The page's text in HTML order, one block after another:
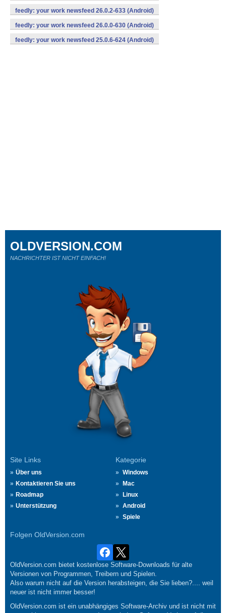
feedly: your work newsfeed 26.0.2-633 (Android)
feedly: your work newsfeed 26.0.0-630 (Android)
feedly: your work newsfeed 25.0.6-624 (Android)
Site Links
Über uns
Kontaktieren Sie uns
Roadmap
Unterstützung
Kategorie
Windows
Mac
Linux
Android
Spiele
Folgen OldVersion.com
OLDVERSION.COM
NACHRICHTER IST NICHT EINFACH!
OldVersion.com bietet kostenlose Software-Downloads für alte
Versionen von Programmen, Treibern und Spielen.
Also warum nicht auf die Version herabsteigen, die Sie lieben?.... weil
neuer ist nicht immer besser!
OldVersion.com ist ein unabhängiges Software-Archiv und ist nicht mit